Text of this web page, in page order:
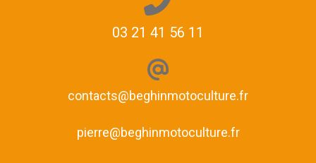
03 21 41 56 11
contacts@beghinmotoculture.fr
pierre@beghinmotoculture.fr